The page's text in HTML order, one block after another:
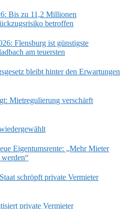
Bis zu 11,2 Millionen
betroffen
Flensburg ist günstigste
am teuersten
bleibt hinter den Erwartungen
Mietregulierung verschärft
Eigentumsrente: „Mehr Mieter
schröpft private Vermieter
private Vermieter